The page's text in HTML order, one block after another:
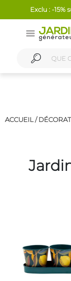
Exclu : -15%
ACCUEIL /